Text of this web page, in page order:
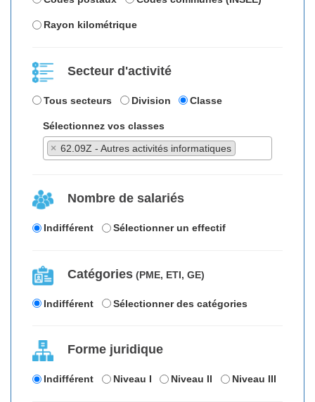
Rayon kilométrique
Secteur d'activité
Tous secteurs Division Classe
Sélectionnez vos classes
× 62.09Z - Autres activités informatiques
Nombre de salariés
Indifférent Sélectionner un effectif
Catégories (PME, ETI, GE)
Indifférent Sélectionner des catégories
Forme juridique
Indifférent Niveau I Niveau II Niveau III